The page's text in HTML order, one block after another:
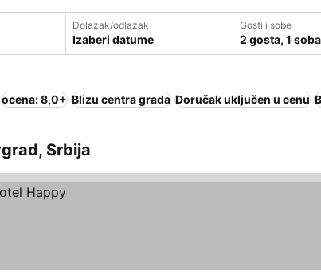
Dolazak/odlazak
Izaberi datume
Gosti i sobe
2 gosta, 1
ocena: 8,0+ Blizu centra grada Doručak uključen u cenu
Srbija